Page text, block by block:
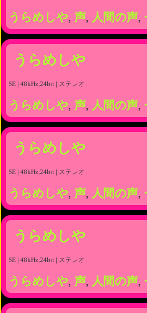
うらめしや, 声, 人間の声,
うらめしや
SE | 48kHz,24bit | ステレオ |
うらめしや, 声, 人間の声,
うらめしや
SE | 48kHz,24bit | ステレオ |
うらめしや, 声, 人間の声,
うらめしや
SE | 48kHz,24bit | ステレオ |
うらめしや, 声, 人間の声,